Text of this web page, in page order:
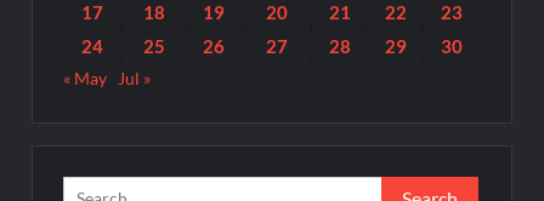
17
18 19 20 21 22
23
24
25 26 27 28 29 30
« May Jul »
Search